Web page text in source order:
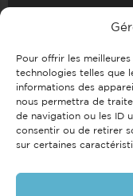
Pour offrir les
technologies telles que
informations des
nous permettra de
de navigation ou les ID
consentir ou de retirer
sur certaines
Régie